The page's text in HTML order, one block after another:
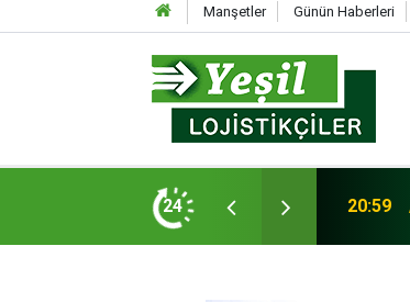
Manşetler Günün Haberleri
24
seramik yüzey işlem teknolojisi Maxion
20:59